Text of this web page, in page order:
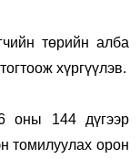
төрийн алба
хүргүүлэв.
оны 144 дүгээр
томилуулах орон